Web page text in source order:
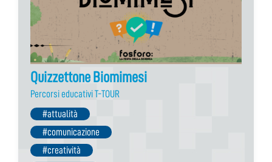
Quizzettone Biomimesi
Percorsi educativi T-TOUR
#attualità
#comunicazione
#creatività